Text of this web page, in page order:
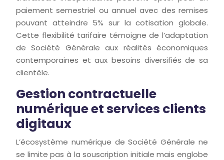
paiement semestriel ou annuel avec des remises
pouvant atteindre 5% sur la cotisation globale.
Cette flexibilité tarifaire témoigne de l’adaptation
de Société Générale aux réalités économiques
contemporaines et aux besoins diversifiés de sa
clientèle.
Gestion contractuelle
numérique et services clients
digitaux
L’écosystème numérique de Société Générale ne
se limite pas à la souscription initiale mais englobe